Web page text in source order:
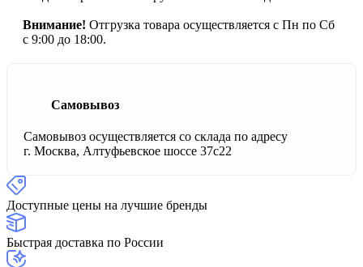
Внимание! Отгрузка товара осуществляется с Пн по Сб
с 9:00 до 18:00.
Самовывоз
Самовывоз осуществляется со склада по адресу
г. Москва, Алтуфьевское шоссе 37с22
Доступные цены на лучшие бренды
Быстрая доставка по России